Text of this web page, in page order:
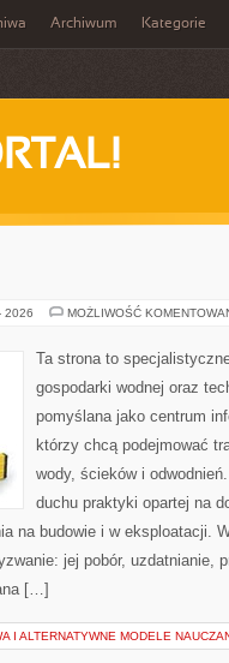
Archiwum Kategorie
2026 MOŻLIWOŚĆ
Ta strona to
gospodarki wodnej oraz
pomyślana jako centrum
którzy chcą podejmować
wody, ścieków i
duchu praktyki opartej na
na budowie i w eksploatacji.
jej pobór, uzdatnianie,
[…]
I ALTERNATYWNE MODELE